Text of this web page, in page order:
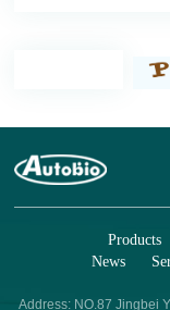
Products
News
Address: NO.87 Jingbei